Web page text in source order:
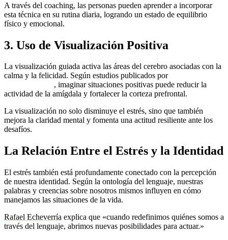
A través del coaching, las personas pueden aprender a incorporar
esta técnica en su rutina diaria, logrando un estado de equilibrio
físico y emocional.
3. Uso de Visualización Positiva
La visualización guiada activa las áreas del cerebro asociadas con la
calma y la felicidad. Según estudios publicados por
, imaginar situaciones positivas puede reducir la
actividad de la amígdala y fortalecer la corteza prefrontal.
La visualización no solo disminuye el estrés, sino que también
mejora la claridad mental y fomenta una actitud resiliente ante los
desafíos.
La Relación Entre el Estrés y la Identidad
El estrés también está profundamente conectado con la percepción
de nuestra identidad. Según la ontología del lenguaje, nuestras
palabras y creencias sobre nosotros mismos influyen en cómo
manejamos las situaciones de la vida.
Rafael Echeverría explica que «cuando redefinimos quiénes somos a
través del lenguaje, abrimos nuevas posibilidades para actuar.»